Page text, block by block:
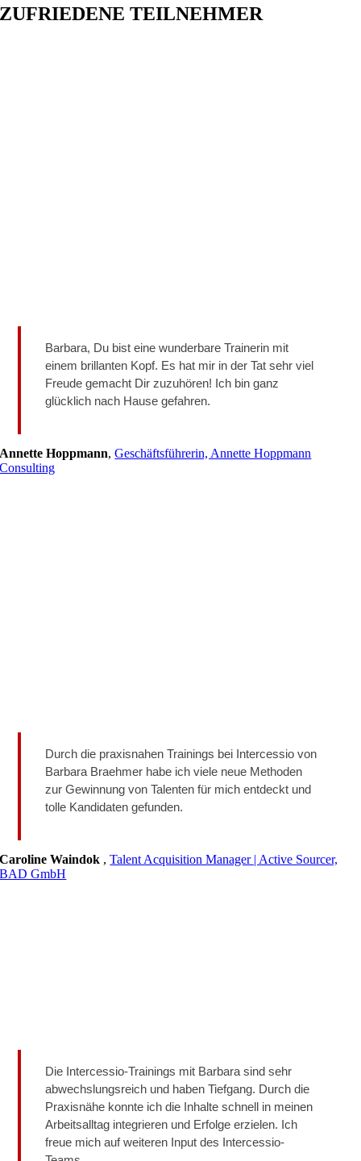
ZUFRIEDENE TEILNEHMER
Barbara, Du bist eine wunderbare Trainerin mit
einem brillanten Kopf. Es hat mir in der Tat sehr viel
Freude gemacht Dir zuzuhören! Ich bin ganz
glücklich nach Hause gefahren.
Annette Hoppmann,Geschäftsführerin, Annette Hoppmann
Consulting
Durch die praxisnahen Trainings bei Intercessio von
Barbara Braehmer habe ich viele neue Methoden
zur Gewinnung von Talenten für mich entdeckt und
tolle Kandidaten gefunden.
Caroline Waindok ,Talent Acquisition Manager | Active Sourcer,
BAD GmbH
Die Intercessio-Trainings mit Barbara sind sehr
abwechslungsreich und haben Tiefgang. Durch die
Praxisnähe konnte ich die Inhalte schnell in meinen
Arbeitsalltag integrieren und Erfolge erzielen. Ich
freue mich auf weiteren Input des Intercessio-